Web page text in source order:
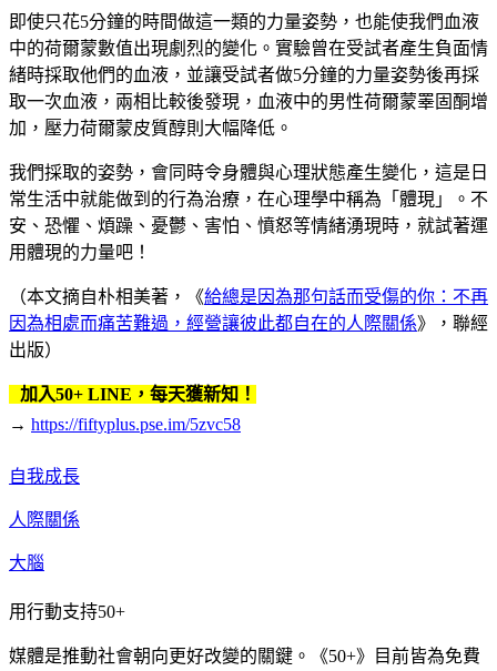
即使只花5分鐘的時間做這一類的力量姿勢，也能使我們血液
中的荷爾蒙數值出現劇烈的變化。實驗曾在受試者產生負面情
緒時採取他們的血液，並讓受試者做5分鐘的力量姿勢後再採
取一次血液，兩相比較後發現，血液中的男性荷爾蒙睪固酮增
加，壓力荷爾蒙皮質醇則大幅降低。
我們採取的姿勢，會同時令身體與心理狀態產生變化，這是日
常生活中就能做到的行為治療，在心理學中稱為「體現」。不
安、恐懼、煩躁、憂鬱、害怕、憤怒等情緒湧現時，就試著運
用體現的力量吧！
（本文摘自朴相美著，《給總是因為那句話而受傷的你：不再
因為相處而痛苦難過，經營讓彼此都自在的人際關係》，聯經
出版）
加入50+ LINE，每天獲新知！
→ https://fiftyplus.pse.im/5zvc58
自我成長
人際關係
大腦
用行動支持50+
媒體是推動社會朝向更好改變的關鍵。《50+》目前皆為免費